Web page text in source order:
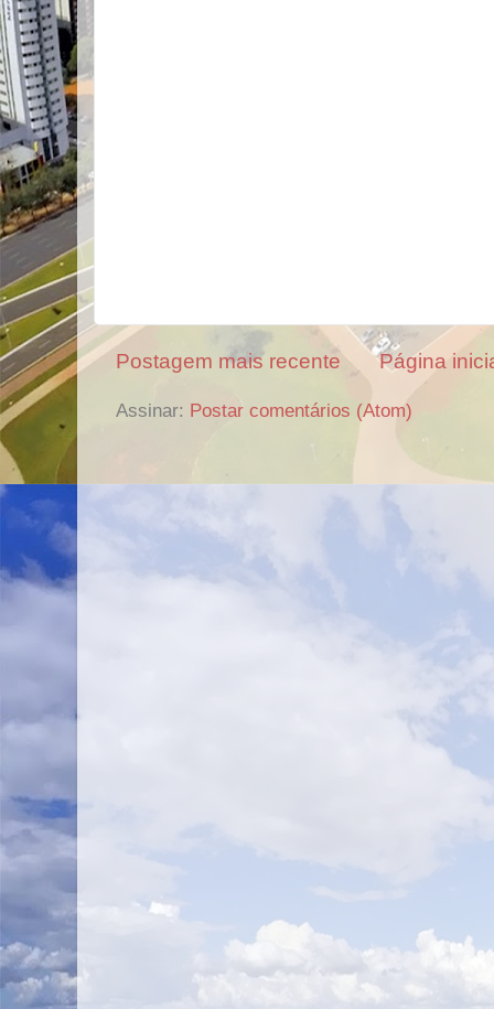
Postagem mais recente Página
Assinar: Postar comentários (Atom)